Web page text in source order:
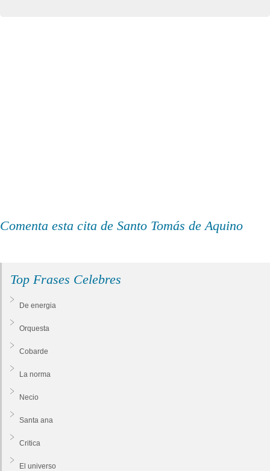
Comenta esta cita de Santo Tomás de Aquino
Top Frases Celebres
De energia
Orquesta
Cobarde
La norma
Necio
Santa ana
Critica
El universo